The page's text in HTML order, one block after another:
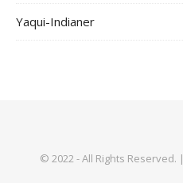
Yaqui-Indianer
© 2022 - All Rights Reserved. |